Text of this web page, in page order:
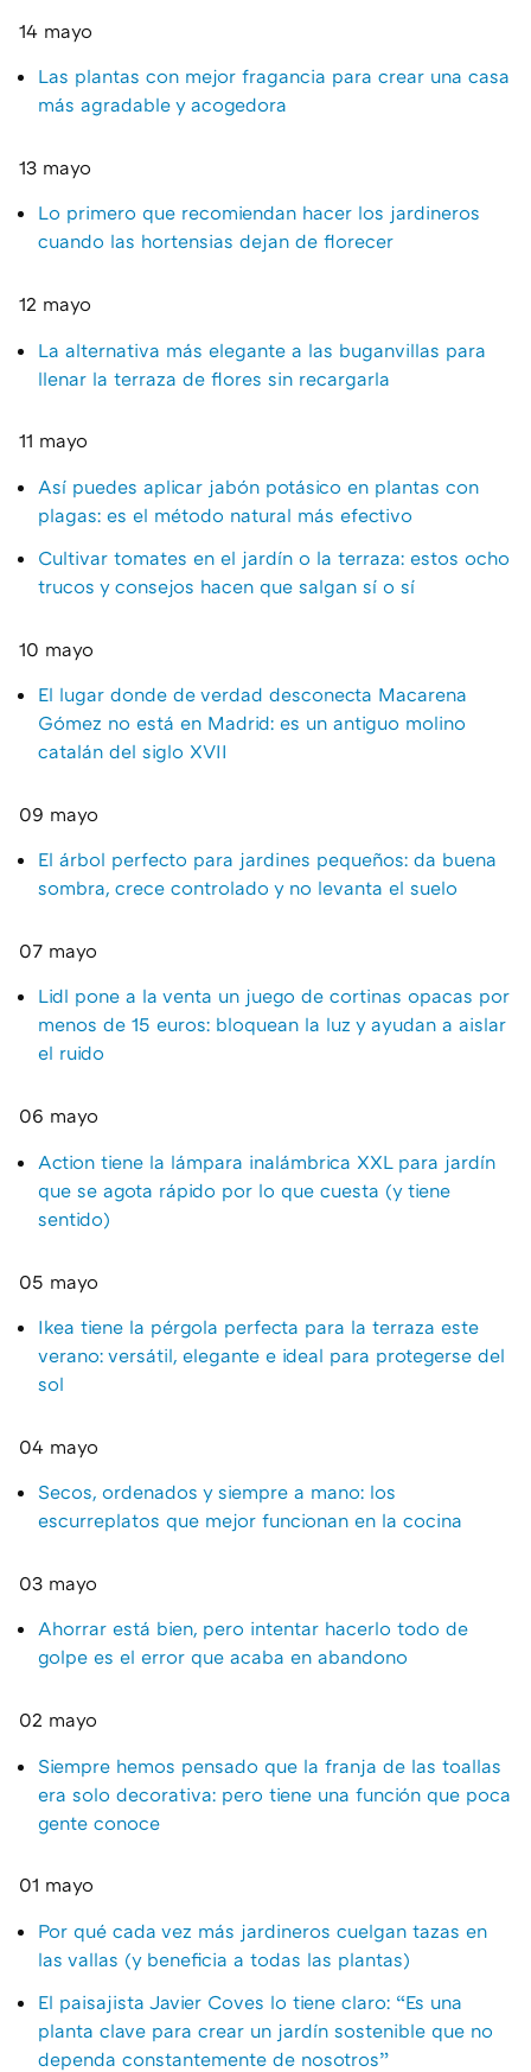
14 mayo
Las plantas con mejor fragancia para crear una casa
más agradable y acogedora
13 mayo
Lo primero que recomiendan hacer los jardineros
cuando las hortensias dejan de florecer
12 mayo
La alternativa más elegante a las buganvillas para
llenar la terraza de flores sin recargarla
11 mayo
Así puedes aplicar jabón potásico en plantas con
plagas: es el método natural más efectivo
Cultivar tomates en el jardín o la terraza: estos ocho
trucos y consejos hacen que salgan sí o sí
10 mayo
El lugar donde de verdad desconecta Macarena
Gómez no está en Madrid: es un antiguo molino
catalán del siglo XVII
09 mayo
El árbol perfecto para jardines pequeños: da buena
sombra, crece controlado y no levanta el suelo
07 mayo
Lidl pone a la venta un juego de cortinas opacas por
menos de 15 euros: bloquean la luz y ayudan a aislar
el ruido
06 mayo
Action tiene la lámpara inalámbrica XXL para jardín
que se agota rápido por lo que cuesta (y tiene
sentido)
05 mayo
Ikea tiene la pérgola perfecta para la terraza este
verano: versátil, elegante e ideal para protegerse del
sol
04 mayo
Secos, ordenados y siempre a mano: los
escurreplatos que mejor funcionan en la cocina
03 mayo
Ahorrar está bien, pero intentar hacerlo todo de
golpe es el error que acaba en abandono
02 mayo
Siempre hemos pensado que la franja de las toallas
era solo decorativa: pero tiene una función que poca
gente conoce
01 mayo
Por qué cada vez más jardineros cuelgan tazas en
las vallas (y beneficia a todas las plantas)
El paisajista Javier Coves lo tiene claro: “Es una
planta clave para crear un jardín sostenible que no
dependa constantemente de nosotros”